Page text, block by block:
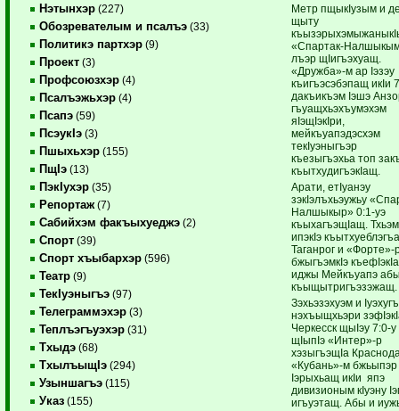
Нэтынхэр (227)
Обозревателым и псалъэ (33)
Политикэ партхэр (9)
Проект (3)
Профсоюзхэр (4)
Псалъэжьхэр (4)
Псапэ (59)
ПсэукIэ (3)
Пшыхьхэр (155)
ПщIэ (13)
ПэкIухэр (35)
Репортаж (7)
Сабийхэм факъыхуеджэ (2)
Спорт (39)
Спорт хъыбархэр (596)
Театр (9)
ТекIуэныгъэ (97)
Телеграммэхэр (3)
Теплъэгъуэхэр (31)
Тхыдэ (68)
ТхылъыщIэ (294)
Узыншагъэ (115)
Указ (155)
Метр пщыкIузым и
щыту
«Спартак-
лъэр щIигъэхуащ.
«Дружба»-м ар Iэзэу
къигъэсэбэпащ икIи
дакъикъэм Iэшэ
гъуащхьэхъумэхэм
яIэщIэкIри,
мейкъуапэдэсхэм
текIуэныгъэр
къезыгъэхьа топ
къытхудигъэкIащ.
Арати, етIуанэу
зэкIэлъхьэужьу
Налшыкыр» 0:1-уэ
къыхагъэщIащ.
ипэкIэ
Таганрог и «Форте»-
бжыгъэмкIэ
иджы Мейкъуапэ
къыщытригъэзэжащ.
Зэхьэзэхуэм и
нэхъыщхьэри
Черкесск щыIэу 7:0-у
щIыпIэ «Интер»-р
хэзыгъэщIа
«Кубань»-м бжьыпэр
Iэрыхьащ икIи япэ
дивизионым кIуэну
игъуэтащ. Абы и